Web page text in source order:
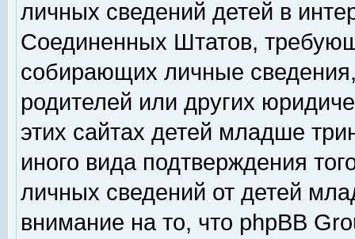
личных сведений детей в
Соединенных Штатов,
собирающих личные
родителей или других
этих сайтах детей младше
иного вида подтверждения
личных сведений от детей
внимание на то, что phpBB